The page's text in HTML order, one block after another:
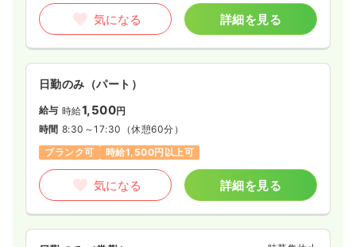
気になる 詳細を見る
日勤のみ（パート）
給与 時給1,500円
時間 8:30～17:30 （休憩60分）
ブランク可
時給1,500円以上可
気になる 詳細を見る